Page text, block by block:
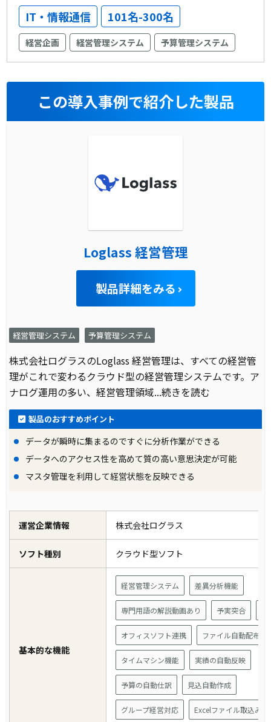
IT・情報通信 101名-300名
経営企画 経営管理システム 予算管理システム
この導入事例で紹介した製品
Loglass 経営管理
製品詳細をみる
経営管理システム 予算管理システム
株式会社ログラスのLoglass 経営管理は、すべての経営管
理がこれで変わるクラウド型の経営管理システムです。ア
ナログ運用の多い、経営管理領域...続きを読む
製品のおすすめポイント
データが瞬時に集まるのですぐに分析作業ができる
データへのアクセス性を高めて質の高い意思決定が可能
マスタ管理を利用して経営状態を反映できる
運営企業情報 株式会社ログラス
ソフト種別 クラウド型ソフト
基本的な機能
経営管理システム 差異分析機能
専門用語の解説動画あり 予実突合
オフィスソフト連携 ファイル自動配布
タイムマシン機能 実績の自動反映
予算の自動仕訳 見込自動作成
グループ経営対応 Excelファイル取込み